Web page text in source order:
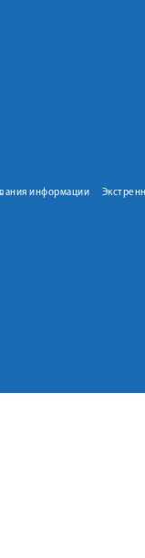
информации